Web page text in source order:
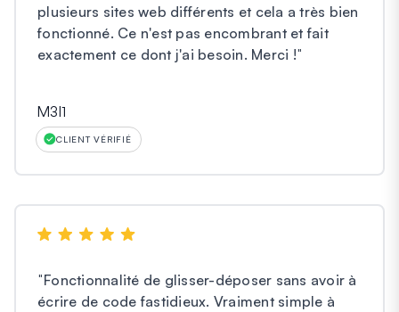
plusieurs sites web différents et cela a très bien
fonctionné. Ce n'est pas encombrant et fait
exactement ce dont j'ai besoin. Merci !"
M3l1
CLIENT VÉRIFIÉ
"Fonctionnalité de glisser-déposer sans avoir à
écrire de code fastidieux. Vraiment simple à